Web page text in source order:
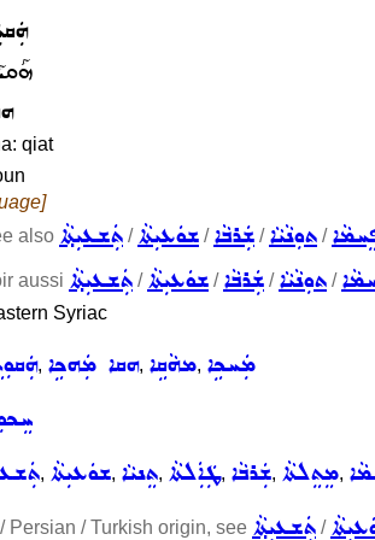
qiat
also ܬܲܫܥܝܼܬ݂ܵܐ /ܫܘܿܥܝܼܬܵܐ /ܫܲܪܒܵܐ /ܬܘܼܢܵܝܵܐ /
aussi ܬܲܫܥܝܼܬ݂ܵܐ /ܫܘܿܥܝܼܬܵܐ /ܫܲܪܒܵܐ /ܬܘܼܢܵܝܵܐ /
Syriac
, ܗܩܐ ܡܲܗܟܹܐ, ܡܗܵܩܹܐ, ܡܲܚܟܹܐ
, ܫܘܿܥܝܼܬܵܐ, ܬܸܢܝܵܐ, ܛܲܐܲܠܬܵܐ, ܫܲܪܒܵܐ, ܡܸܬܸܠܬܵܐ,
Persian / Turkish origin, see ܬܲܫܥܝܼܬ݂ܵܐ /